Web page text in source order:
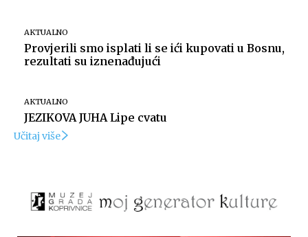
AKTUALNO
Provjerili smo isplati li se ići kupovati u Bosnu,
rezultati su iznenađujući
AKTUALNO
JEZIKOVA JUHA Lipe cvatu
Učitaj više